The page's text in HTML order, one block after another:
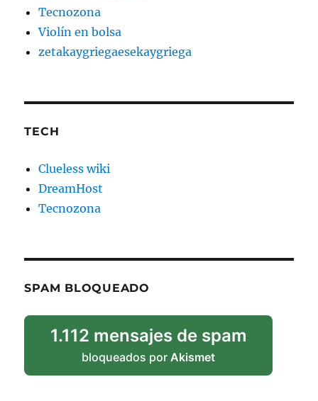
Tecnozona
Violín en bolsa
zetakaygriegaesekaygriega
TECH
Clueless wiki
DreamHost
Tecnozona
SPAM BLOQUEADO
1.112 mensajes de spam
bloqueados por Akismet